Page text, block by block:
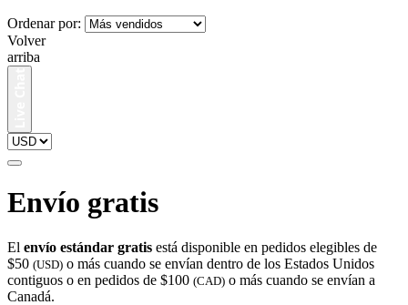
Ordenar por:
Volver
arriba
Envío gratis
El envío estándar gratis está disponible en pedidos elegibles de
$50 (USD) o más cuando se envían dentro de los Estados Unidos
contiguos o en pedidos de $100 (CAD) o más cuando se envían a
Canadá.